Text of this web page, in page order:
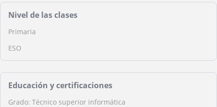
Nivel de las clases
Primaria
ESO
Educación y certificaciones
Grado: Técnico superior informática